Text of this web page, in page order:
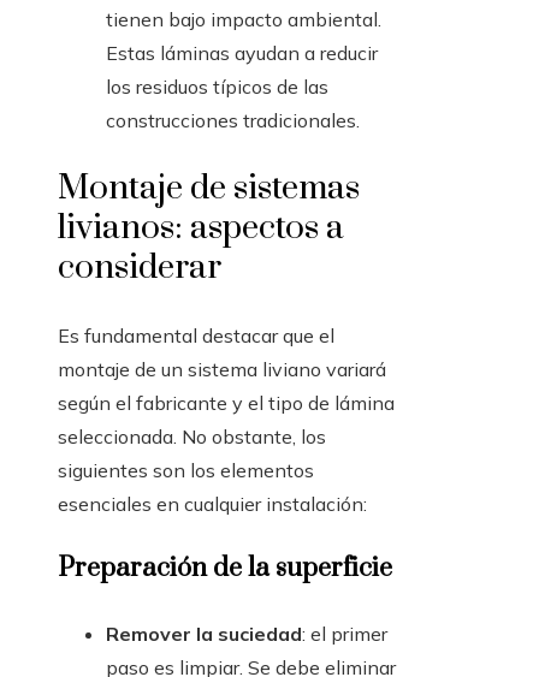
tienen bajo impacto ambiental.
Estas láminas ayudan a reducir
los residuos típicos de las
construcciones tradicionales.
Montaje de sistemas
livianos: aspectos a
considerar
Es fundamental destacar que el
montaje de un sistema liviano variará
según el fabricante y el tipo de lámina
seleccionada. No obstante, los
siguientes son los elementos
esenciales en cualquier instalación:
Preparación de la superficie
Remover la suciedad: el primer
paso es limpiar. Se debe eliminar